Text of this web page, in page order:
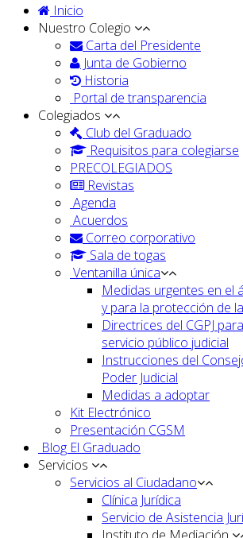
Inicio
Nuestro Colegio
Carta del Presidente
Junta de Gobierno
Historia
Portal de transparencia
Colegiados
Club del Graduado
Requisitos para colegiarse
PRECOLEGIADOS
Revistas
Agenda
Acuerdos
Correo corporativo
Sala de togas
Ventanilla única
Medidas urgentes en el
y para la protección de
Directrices del CGPJ
servicio público judicial
Instrucciones del
Poder Judicial
Medidas a adoptar
Kit Electrónico
Presentación CGSM
Blog El Graduado
Servicios
Servicios al Ciudadano
Clínica Jurídica
Servicio de Asistencia